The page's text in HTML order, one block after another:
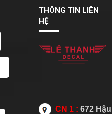
THÔNG TIN LIÊN
HỆ
CN 1 :672